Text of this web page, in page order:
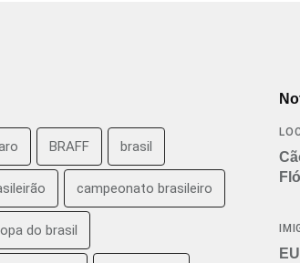
BRAFF brasil
campeonato brasileiro
do brasil